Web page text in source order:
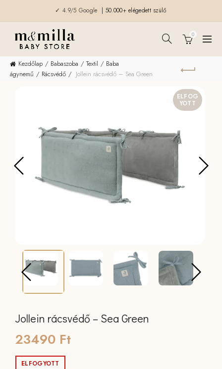
✓ 4.9/5 Google | 50.000+ elégedett szülő
0
Kezdőlap Babaszoba Textil
Baba
ágynemű
Rácsvédő Jollein rácsvédő – Sea Green
ELFOG
YOTT
Jollein rácsvédő – Sea Green
23490 Ft
ELFOGYOTT